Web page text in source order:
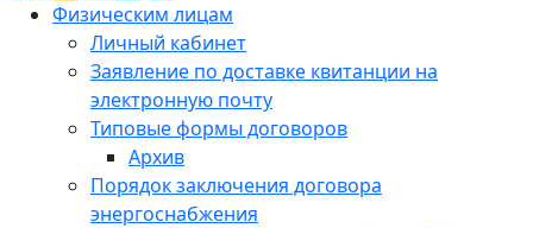
Физическим лицам
Личный кабинет
Заявление по доставке квитанции на
электронную почту
Типовые формы договоров
Архив
Порядок заключения договора
энергоснабжения